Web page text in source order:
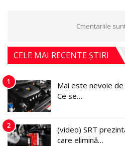
Cmentariile
CELE MAI RECENTE ȘTIRI
1
Mai este nevoie
Ce se…
2
(video) SRT
care elimină…